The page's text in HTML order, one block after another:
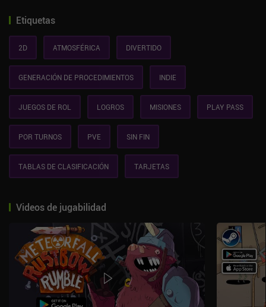
Etiquetas
2D ATMOSFÉRICA DIVERTIDO
GENERACIÓN DE PROCEDIMIENTOS INDIE
JUEGOS DE ROL LOGROS MISIONES PLAY PASS
POR TURNOS PVE SIN FIN
TABLAS DE CLASIFICACIÓN TARJETAS
Videos de jugabilidad